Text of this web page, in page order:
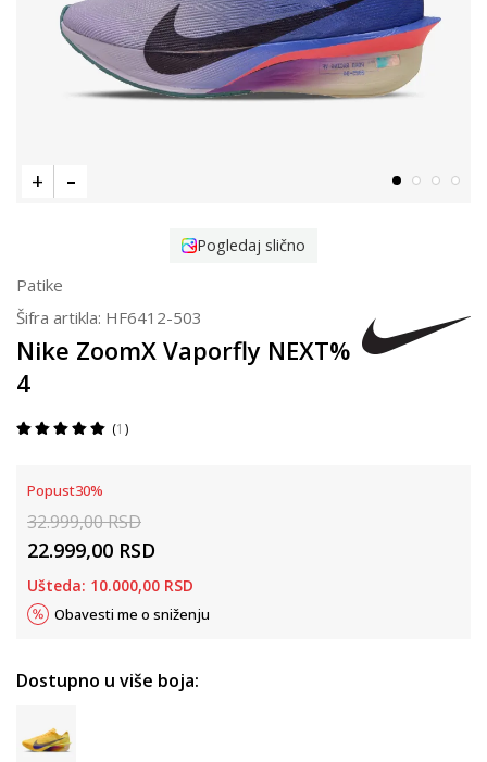
Pogledaj slično
Patike
Šifra artikla: HF6412-503
Nike ZoomX Vaporfly NEXT%
4
1
Popust30%
32.999,00RSD
22.999,00 RSD
Ušteda: 10.000,00 RSD
Obavesti me o sniženju
Dostupno u više boja: